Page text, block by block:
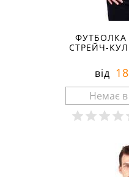
ФУТБОЛКА
СТРЕЙЧ-
від